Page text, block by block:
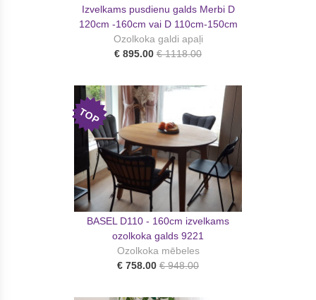
Izvelkams pusdienu galds Merbi D
120cm -160cm vai D 110cm-150cm
Ozolkoka galdi apaļi
€ 895.00 € 1118.00
TOP
BASEL D110 - 160cm izvelkams
ozolkoka galds 9221
Ozolkoka mēbeles
€ 758.00 € 948.00